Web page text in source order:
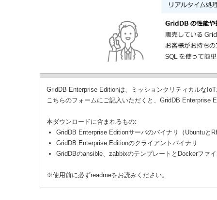
GridDB Enterprise Editionは、ミッションクリティカルな
こちらのフォームにご記入いただくと、GridDB Enterprise
本ダウンロードに含まれるもの:
GridDB Enterprise Editionサーバのバイナリ（Ubuntuと
GridDB Enterprise Editionのクライアントバイナリ
GridDBのansible、zabbixのテンプレートとDockerファ
※使用前に必ずreadmeをお読みください。